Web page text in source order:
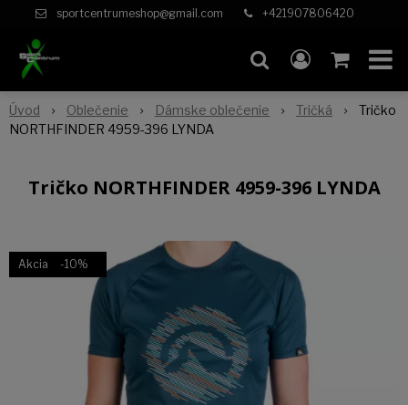
sportcentrumeshop@gmail.com +421907806420
Úvod Oblečenie Dámske oblečenie Tričká
Tričko
NORTHFINDER 4959-396 LYNDA
Tričko NORTHFINDER 4959-396 LYNDA
Akcia -10%